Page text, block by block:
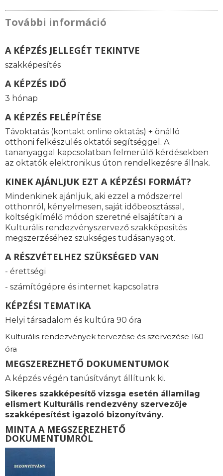
További információ
A KÉPZÉS JELLEGÉT TEKINTVE
szakképesítés
A KÉPZÉS IDŐ
3 hónap
A KÉPZÉS FELÉPÍTÉSE
Távoktatás (kontakt online oktatás) + önálló
otthoni felkészülés oktatói segítséggel. A
tananyaggal kapcsolatban felmerülő kérdésekben
az oktatók elektronikus úton rendelkezésre állnak.
KINEK AJÁNLJUK EZT A KÉPZÉSI FORMÁT?
Mindenkinek ajánljuk, aki ezzel a módszerrel
otthonról, kényelmesen, saját időbeosztással,
költségkímélő módon szeretné elsajátítani a
Kulturális rendezvényszervező szakképesítés
megszerzéséhez szükséges tudásanyagot.
A RÉSZVÉTELHEZ SZÜKSÉGED VAN
- érettségi
- számítógépre és internet kapcsolatra
KÉPZÉSI TEMATIKA
Helyi társadalom és kultúra 90 óra
Kulturális rendezvények tervezése és szervezése 160
óra
MEGSZEREZHETŐ DOKUMENTUMOK
A képzés végén tanúsítványt állítunk ki.
Sikeres szakképesítő vizsga esetén államilag
elismert Kulturális rendezvény szervezője
szakképesítést igazoló bizonyítvány.
MINTA A MEGSZEREZHETŐ
DOKUMENTUMRÓL